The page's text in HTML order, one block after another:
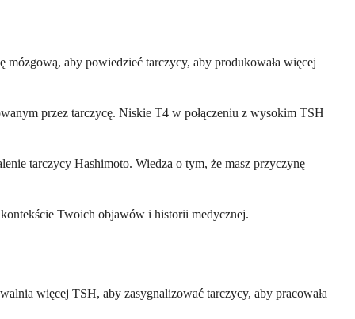
aby powiedzieć tarczycy, aby produkowała więcej
przez tarczycę. Niskie T4 w połączeniu z wysokim TSH
tarczycy Hashimoto. Wiedza o tym, że masz przyczynę
Twoich objawów i historii medycznej.
więcej TSH, aby zasygnalizować tarczycy, aby pracowała